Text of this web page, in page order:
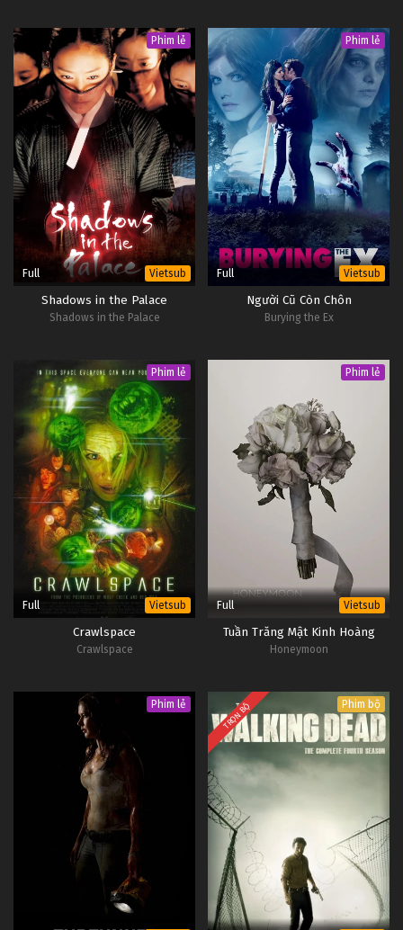
Phim lẻ
Full Vietsub
Shadows in the Palace
Shadows in the Palace
Phim lẻ
Full Vietsub
Người Cũ Còn Chôn
Burying the Ex
Phim lẻ
Full Vietsub
Crawlspace
Crawlspace
Phim lẻ
Full Vietsub
Tuần Trăng Mật Kinh Hoàng
Honeymoon
Phim lẻ TRỌN BỘ Phim bộ